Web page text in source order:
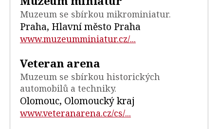
Muzeum se sbírkou mikrominiatur.
Praha, Hlavní město Praha
www.muzeumminiatur.cz/...
Veteran arena
Muzeum se sbírkou historických
automobilů a techniky.
Olomouc, Olomoucký kraj
www.veteranarena.cz/cs/...